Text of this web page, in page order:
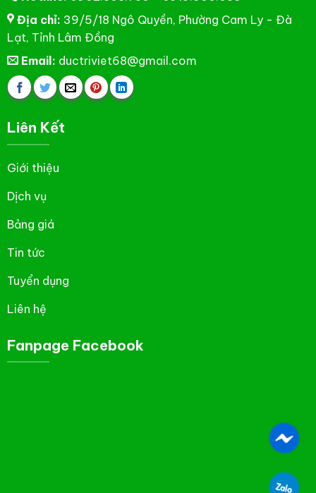
Địa chỉ: 39/5/18 Ngô Quyền, Phường Cam Ly - Đà
Lạt, Tỉnh Lâm Đồng
Email: ductriviet68@gmail.com
Liên Kết
Giới thiệu
Dịch vụ
Bảng giá
Tin tức
Tuyển dụng
Liên hệ
Fanpage Facebook